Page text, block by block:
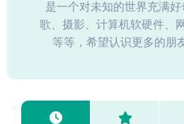
是一个对未知的世界充满
歌、摄影、计算机软硬件、
等等，希望认识更多的朋